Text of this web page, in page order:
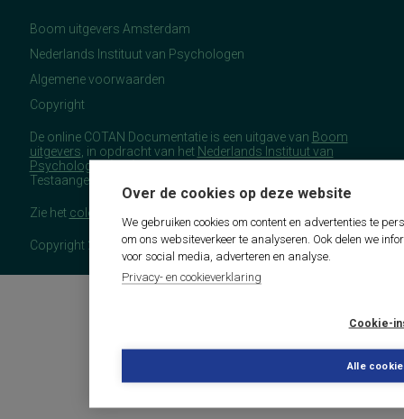
Over de cookies op deze website
We gebruiken cookies om content en advertenties te
om ons websiteverkeer te analyseren. Ook delen we
voor social media, adverteren en analyse.
Privacy- en cookieverklaring
Cookie-
Alle
Boom uitgevers Amsterdam
Nederlands Instituut van Psychologen
Algemene voorwaarden
Copyright
De online COTAN Documentatie is een uitgave van Boom
uitgevers , in opdracht van het Nederlands Instituut van
Psychologen(NIP), namens de Commissie
Testaangelegenheden Nederland (COTAN).
Zie het colofon
Copyright 2026 - COTAN Documentatie